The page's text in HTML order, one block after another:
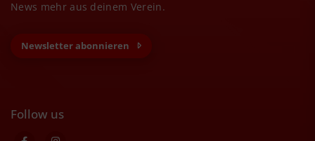
News mehr aus deinem Verein.
Newsletter abonnieren
Follow us